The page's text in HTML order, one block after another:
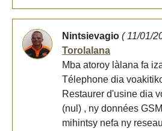
Nintsievagio ( 11/01/
Torolalana
Mba atoroy làlana fa
Télephone dia
Restaurer d'usine dia
(nul) , ny données
mihintsy nefa ny